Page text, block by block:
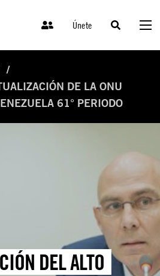
Únete
DE LA ONU
61° PERIODO
DEL ALTO